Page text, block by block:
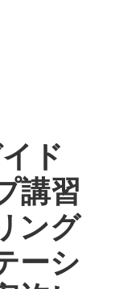
ド
講習
ング
ーシ